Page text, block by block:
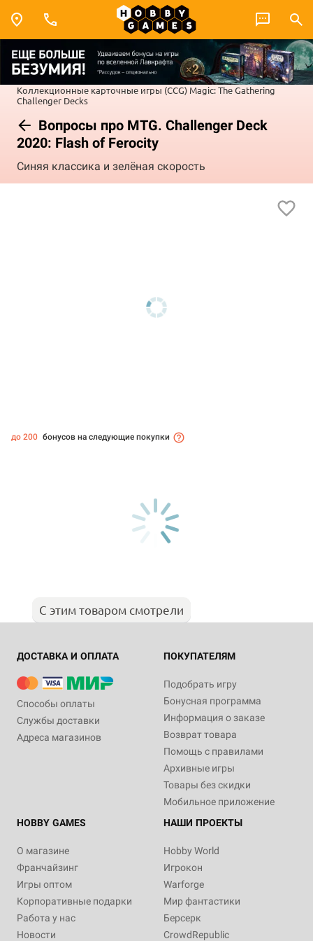
Коллекционные карточные игры (CCG) Magic: The Gathering
Challenger Decks
Вопросы про MTG. Challenger Deck
2020: Flash of Ferocity
Синяя классика и зелёная скорость
до 200 бонусов на следующие покупки
С этим товаром смотрели
ДОСТАВКА И ОПЛАТА
Способы оплаты
Службы доставки
Адреса магазинов
ПОКУПАТЕЛЯМ
Подобрать игру
Бонусная программа
Информация о заказе
Возврат товара
Помощь с правилами
Архивные игры
Товары без скидки
Мобильное приложение
HOBBY GAMES
О магазине
Франчайзинг
Игры оптом
Корпоративные подарки
Работа у нас
Новости
НАШИ ПРОЕКТЫ
Hobby World
Игрокон
Warforge
Мир фантастики
Берсерк
CrowdRepublic